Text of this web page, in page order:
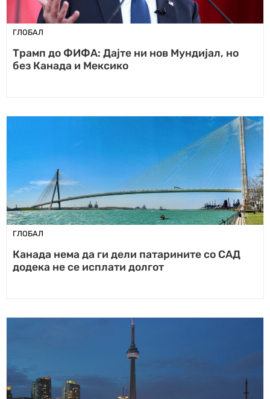
ГЛОБАЛ
Трамп до ФИФА: Дајте ни нов Мундијал, но
без Канада и Мексико
ГЛОБАЛ
Канада нема да ги дели патарините со САД
додека не се исплати долгот